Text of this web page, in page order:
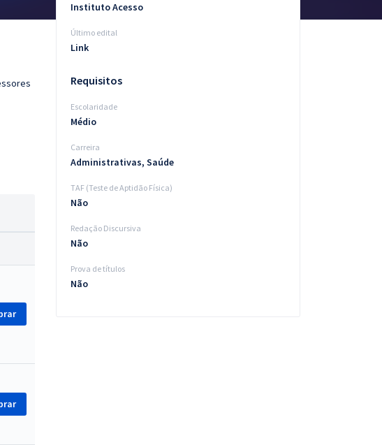
Instituto Acesso
Último edital
Link
Requisitos
Escolaridade
Médio
Carreira
Administrativas, Saúde
TAF (Teste de Aptidão Física)
Não
Redação Discursiva
Não
Prova de títulos
Não